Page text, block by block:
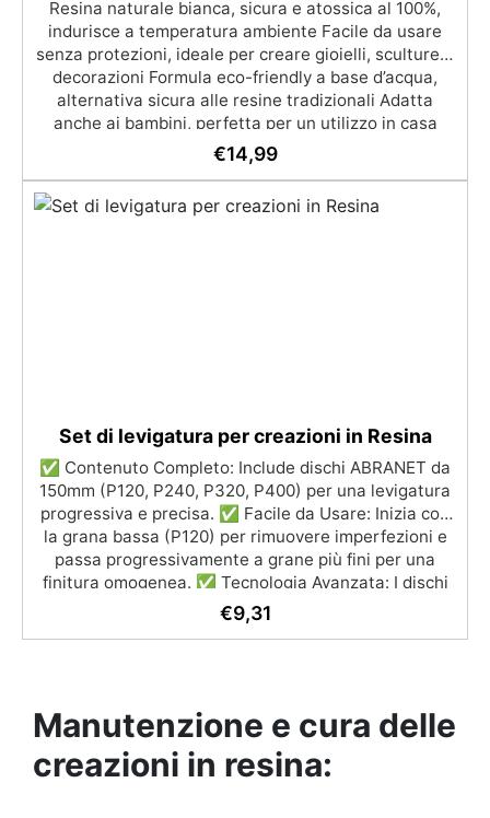
Resina naturale bianca, sicura e atossica al 100%,
indurisce a temperatura ambiente Facile da usare
senza protezioni, ideale per creare gioielli, sculture e
decorazioni Formula eco-friendly a base d’acqua,
alternativa sicura alle resine tradizionali Adatta
anche ai bambini, perfetta per un utilizzo in casa
senza rischi Multiuso e versatile, pronta in soli 30
minuti per creazioni rapide e personalizzabili.
€14,99
Set di levigatura per creazioni in Resina
✅ Contenuto Completo: Include dischi ABRANET da
150mm (P120, P240, P320, P400) per una levigatura
progressiva e precisa. ✅ Facile da Usare: Inizia con
la grana bassa (P120) per rimuovere imperfezioni e
passa progressivamente a grane più fini per una
finitura omogenea. ✅ Tecnologia Avanzata: I dischi
retati favoriscono l'aspirazione della polvere,
garantendo un ambiente di lavoro pulito e una
satinata con Olio Cera Dura Satinata della Osmo. ✅
Ideale per Resina: Perfetto per creare superfici
rifinite, lisce e professionali, anche per principianti.
€9,31
Manutenzione e cura delle
creazioni in resina: